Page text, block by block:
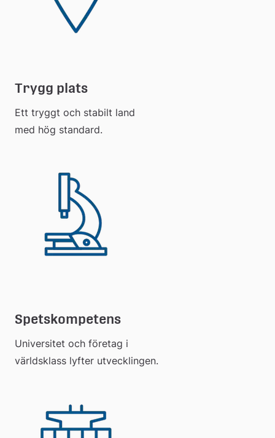
Trygg plats
Ett tryggt och stabilt land
med hög standard.
Spetskompetens
Universitet och företag i
världsklass lyfter utvecklingen.